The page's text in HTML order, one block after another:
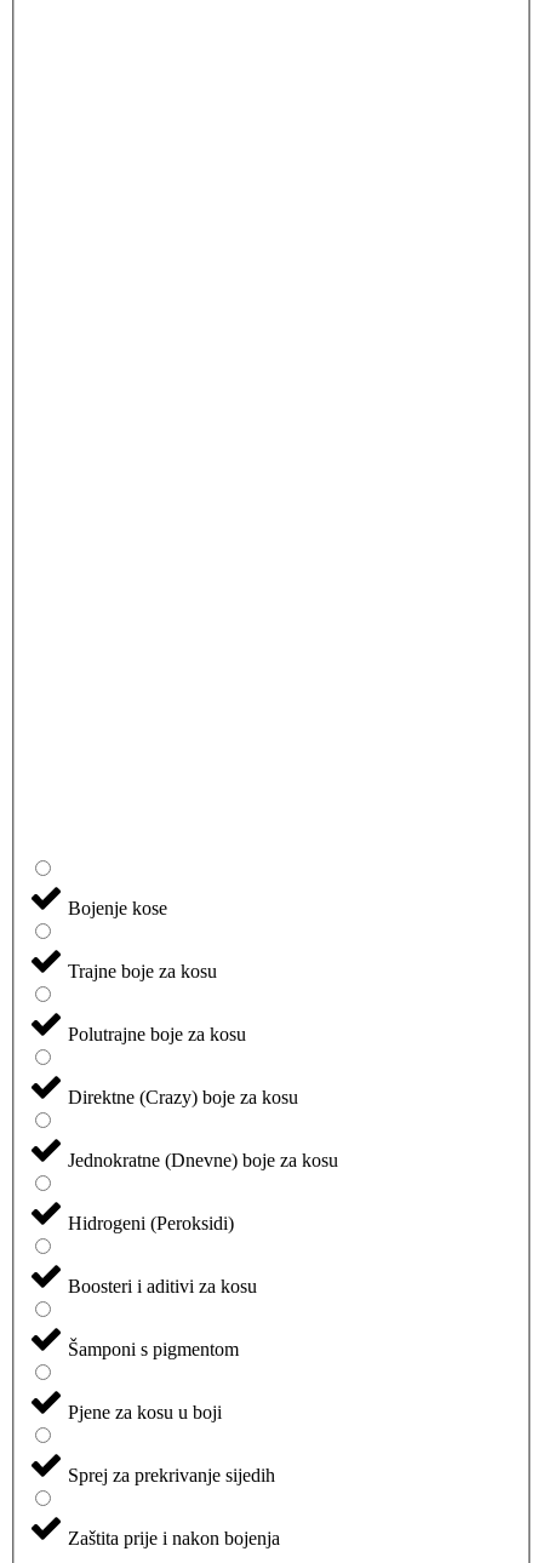
Bojenje kose
Trajne boje za kosu
Polutrajne boje za kosu
Direktne (Crazy) boje za kosu
Jednokratne (Dnevne) boje za kosu
Hidrogeni (Peroksidi)
Boosteri i aditivi za kosu
Šamponi s pigmentom
Pjene za kosu u boji
Sprej za prekrivanje sijedih
Zaštita prije i nakon bojenja